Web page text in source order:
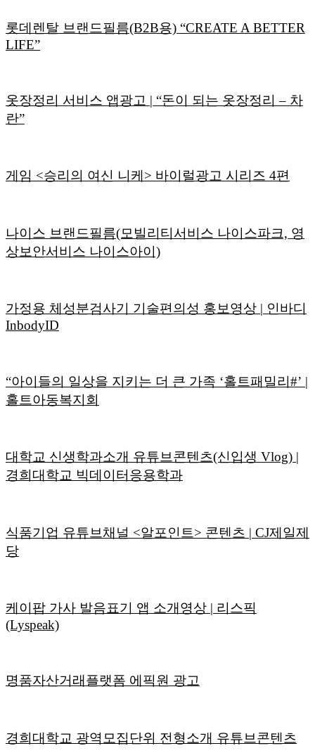
롯데렌탈 브랜드필름(B2B용) “CREATE A BETTER
LIFE”
옷장정리 서비스 앱광고 | “돈이 되는 옷장정리 – 차
란”
게임 <승리의 여신 니케> 바이럴광고 시리즈 4편
나이스 브랜드필름(모빌리티서비스 나이스파크, 영
상보안서비스 나이스아이)
가정용 체성분검사기 기술편의성 홍보영상 | 인바디
InbodyID
“아이들의 일상을 지키는 더 큰 가족 ‘홀트패밀리#’ |
홀트아동복지회
대학교 신생학과소개 유튜브콘텐츠(신입생 Vlog) |
경희대학교 빅데이터응용학과
식품기업 유튜브채널 <알포인트> 콘텐츠 | CJ제일제
당
케이팝 가사 발음표기 앱 소개영상 | 리스픽
(Lyspeak)
명품자산거래플랫폼 에픽원 광고
경희대학교 광역모집단위 전형소개 유튜브콘텐츠